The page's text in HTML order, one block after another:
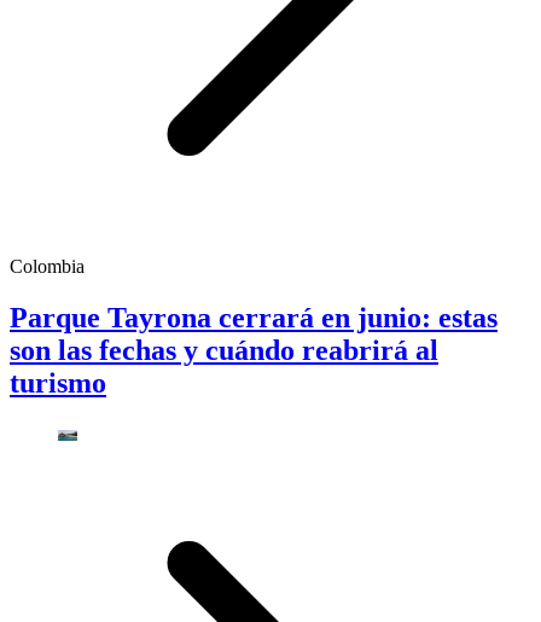
Colombia
Parque Tayrona cerrará en junio: estas
son las fechas y cuándo reabrirá al
turismo